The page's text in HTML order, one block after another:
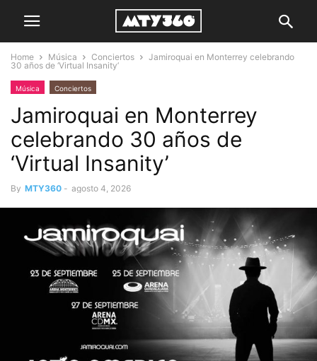
Home Música Conciertos
Jamiroquai en Monterrey celebrando
30 años de ‘Virtual Insanity’
Música Conciertos
Jamiroquai en Monterrey
celebrando 30 años de
‘Virtual Insanity’
By MTY360 - agosto 4, 2026